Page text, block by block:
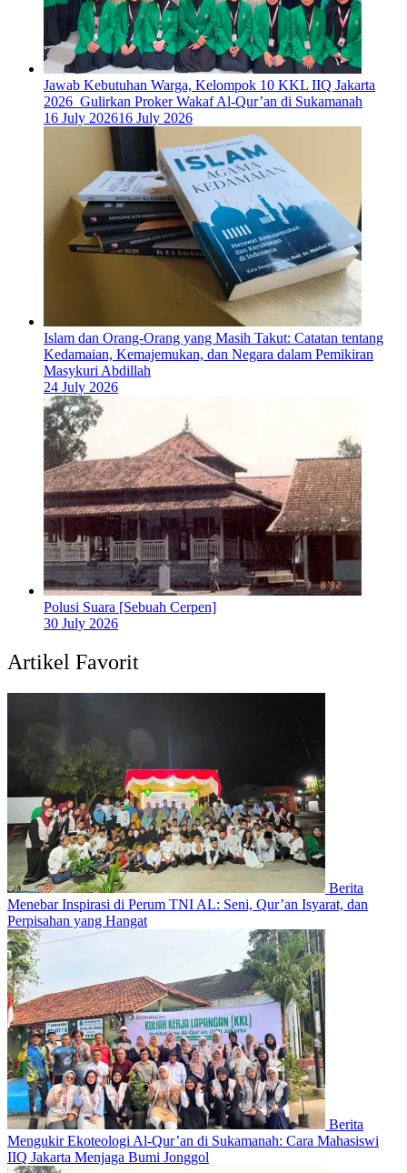
Jawab Kebutuhan Warga, Kelompok 10 KKL IIQ Jakarta
2026 Gulirkan Proker Wakaf Al-Qur’an di Sukamanah
16 July 202616 July 2026
Islam dan Orang-Orang yang Masih Takut: Catatan tentang
Kedamaian, Kemajemukan, dan Negara dalam Pemikiran
Masykuri Abdillah
24 July 2026
Polusi Suara [Sebuah Cerpen]
30 July 2026
Artikel Favorit
Berita
Menebar Inspirasi di Perum TNI AL: Seni, Qur’an Isyarat, dan
Perpisahan yang Hangat
Berita
Mengukir Ekoteologi Al-Qur’an di Sukamanah: Cara Mahasiswi
IIQ Jakarta Menjaga Bumi Jonggol